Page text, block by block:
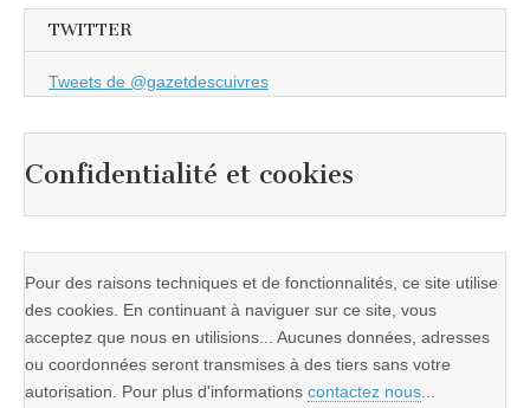
TWITTER
Tweets de @gazetdescuivres
Confidentialité et cookies
Pour des raisons techniques et de fonctionnalités, ce site utilise
des cookies. En continuant à naviguer sur ce site, vous
acceptez que nous en utilisions... Aucunes données, adresses
ou coordonnées seront transmises à des tiers sans votre
autorisation. Pour plus d'informations contactez nous...